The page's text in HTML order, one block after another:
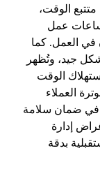
الوقت،
ساعات عمل
العمل. كما
جيد، وتُظهر
الوقت
العملاء
في ضمان سلامة
إدارة
بدقة